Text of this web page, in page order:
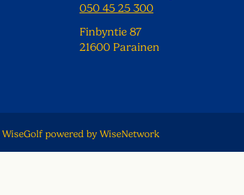
050 45 25 300
Finbyntie 87
21600 Parainen
WiseGolf powered by WiseNetwork